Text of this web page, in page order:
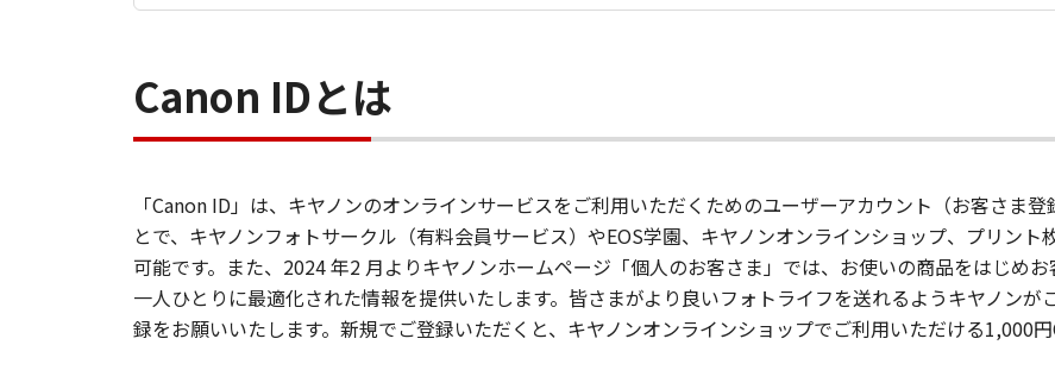
Canon IDとは
「Canon ID」は、キヤノンのオンラインサービスをご利用いただくためのユーザーアカウント（お客さま
とで、キヤノンフォトサークル（有料会員サービス）やEOS学園、キヤノンオンラインショップ、プリン
可能です。また、2024 年2 月よりキヤノンホームページ「個人のお客さま」では、お使いの商品をはじめ
一人ひとりに最適化された情報を提供いたします。皆さまがより良いフォトライフを送れるようキヤノン
録をお願いいたします。新規でご登録いただくと、キヤノンオンラインショップでご利用いただける1,000円